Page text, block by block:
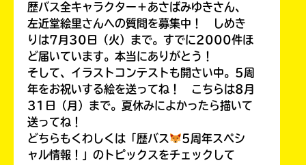
歴バス全キャラクター＋あさばみゆきさん、
左近堂絵里さんへの質問を募集中！ しめき
りは7月30日（火）まで。すでに2000件ほ
ど届いています。本当にありがとう！
そして、イラストコンテストも開さい中。5周
年をお祝いする絵を送ってね！ こちらは8月
31日（月）まで。夏休みによかったら描いて
送ってね！
どちらもくわしくは「歴バス
5周年スペシ
ャル情報！」のトピックスをチェックして